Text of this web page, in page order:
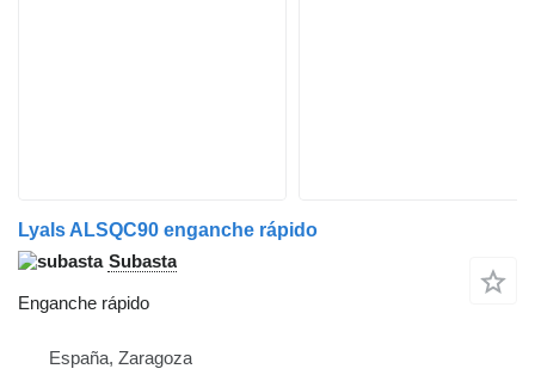
Lyals ALSQC90 enganche rápido
Subasta
Enganche rápido
España, Zaragoza